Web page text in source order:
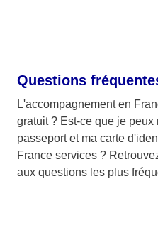
Questions
L'accompagnement en
gratuit ? Est-ce que je peux
passeport et ma carte
France services ?
aux questions les plus